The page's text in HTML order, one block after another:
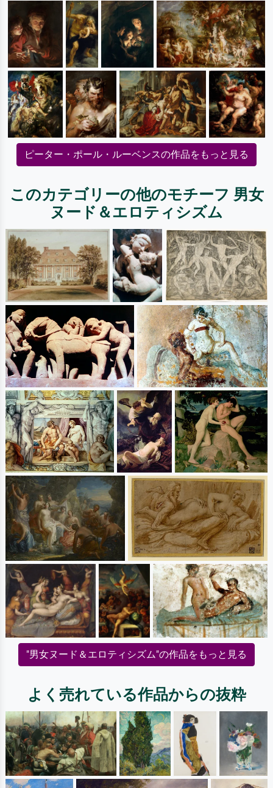
ピーター・ポール・ルーベンスの作品をもっと見る
このカテゴリーの他のモチーフ 男女
ヌード＆エロティシズム
"男女ヌード＆エロティシズム"の作品をもっと見る
よく売れている作品からの抜粋